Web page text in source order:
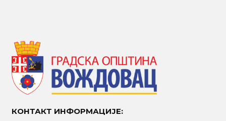
КОНТАКТ ИНФОРМАЦИЈЕ: